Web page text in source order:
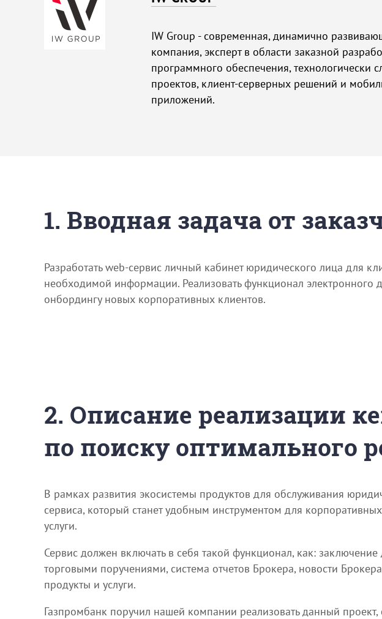
IW Group - современная, динамично
компания, эксперт в области заказной
программного обеспечения, технологически
проектов, клиент-серверных решений и
приложений.
1. Вводная задача от
Разработать web-сервис личный кабинет юридического лица для
необходимой информации. Реализовать функционал
онбордингу новых корпоративных клиентов.
2. Описание реализации
по поиску оптимального
В рамках развития экосистемы продуктов для обслуживания
сервиса, который станет удобным инструментом для
услуги.
Сервис должен включать в себя такой функционал, как:
торговыми поручениями, система отчетов Брокера, новости
продукты и услуги.
Газпромбанк поручил нашей компании реализовать данный